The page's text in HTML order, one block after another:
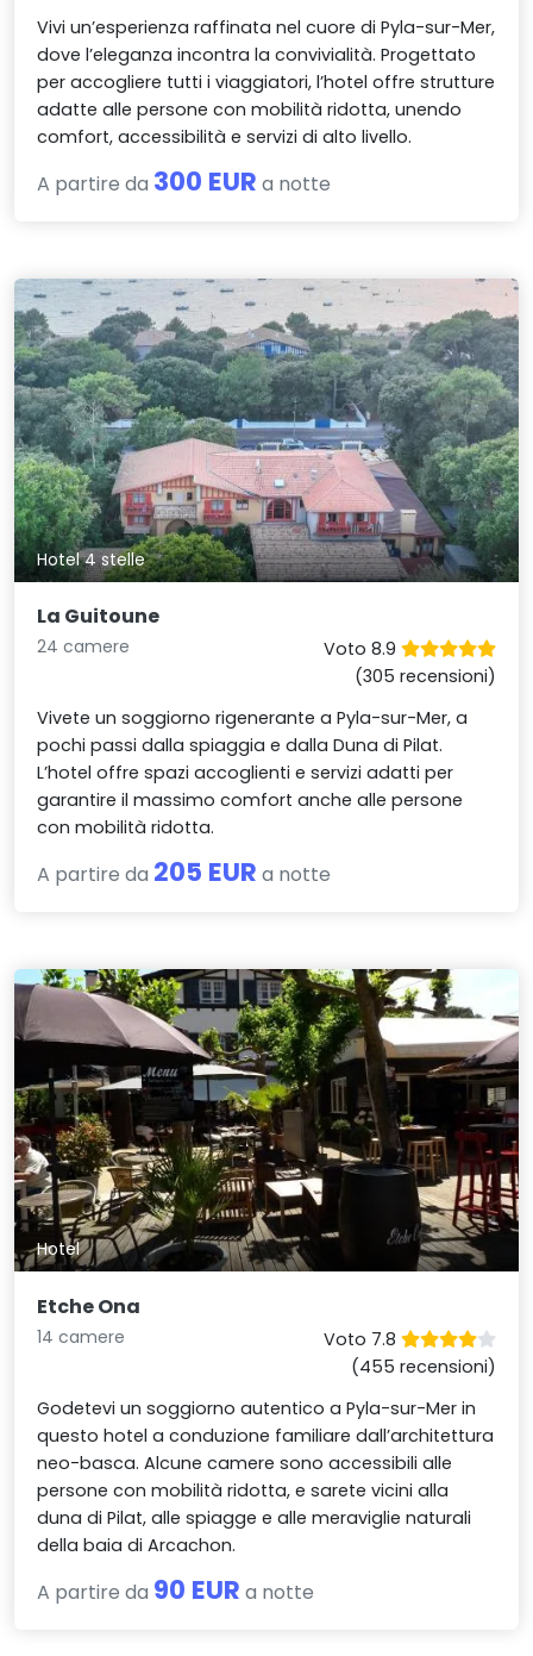
Vivi un’esperienza raffinata nel cuore di Pyla-sur-Mer,
dove l’eleganza incontra la convivialità. Progettato
per accogliere tutti i viaggiatori, l’hotel offre strutture
adatte alle persone con mobilità ridotta, unendo
comfort, accessibilità e servizi di alto livello.
A partire da 300 EUR a notte
Hotel 4 stelle
La Guitoune
24 camere
Voto 8.9
(305 recensioni)
Vivete un soggiorno rigenerante a Pyla-sur-Mer, a
pochi passi dalla spiaggia e dalla Duna di Pilat.
L’hotel offre spazi accoglienti e servizi adatti per
garantire il massimo comfort anche alle persone
con mobilità ridotta.
A partire da 205 EUR a notte
Hotel
Etche Ona
14 camere
Voto 7.8
(455 recensioni)
Godetevi un soggiorno autentico a Pyla-sur-Mer in
questo hotel a conduzione familiare dall’architettura
neo-basca. Alcune camere sono accessibili alle
persone con mobilità ridotta, e sarete vicini alla
duna di Pilat, alle spiagge e alle meraviglie naturali
della baia di Arcachon.
A partire da 90 EUR a notte